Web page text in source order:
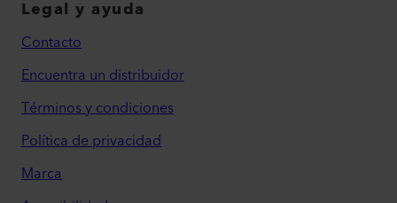
Legal y ayuda
Contacto
Encuentra un distribuidor
Términos y condiciones
Política de privacidad
Marca